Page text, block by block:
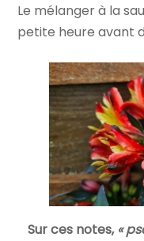
Le mélanger à la
petite heure avant
Sur ces notes,«